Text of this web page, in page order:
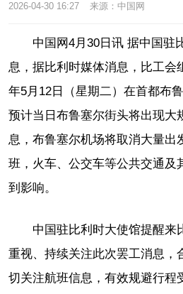
2026-04-30 16:27 来源：中国网
中国网4月30日讯 据中国驻
息，据比利时媒体消息，比工会
年5月12日（星期二）在首都布
预计当日布鲁塞尔街头将出现大
息，布鲁塞尔机场将取消大量出
班，火车、公交车等公共交通及
到影响。
中国驻比利时大使馆提醒来
重视、持续关注此次罢工消息，
切关注航班信息，有效规避行程